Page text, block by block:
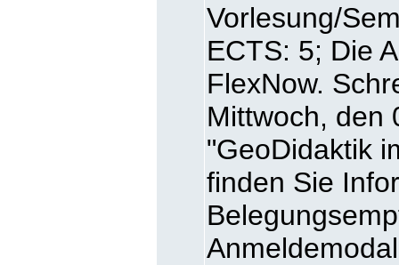
Vorlesung/
ECTS: 5; Die
FlexNow.
Mittwoch, den
"GeoDidaktik
finden Sie